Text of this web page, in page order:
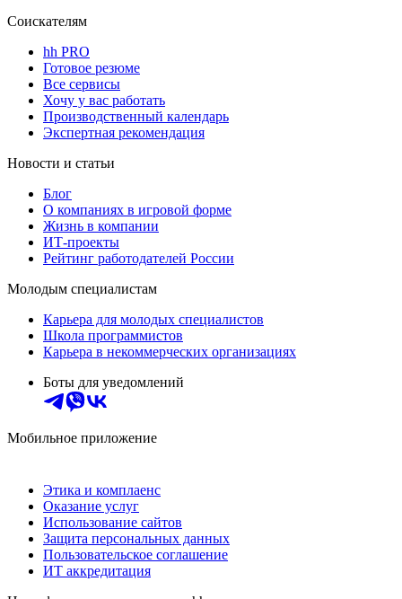
Соискателям
hh PRO
Готовое резюме
Все сервисы
Хочу у вас работать
Производственный календарь
Экспертная рекомендация
Новости и статьи
Блог
О компаниях в игровой форме
Жизнь в компании
ИТ-проекты
Рейтинг работодателей России
Молодым специалистам
Карьера для молодых специалистов
Школа программистов
Карьера в некоммерческих организациях
Боты для уведомлений
Мобильное приложение
Этика и комплаенс
Оказание услуг
Использование сайтов
Защита персональных данных
Пользовательское соглашение
ИТ аккредитация